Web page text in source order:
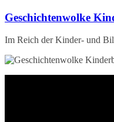
Zum
springen
Geschichtenwolke
Im Reich der Kinder- und